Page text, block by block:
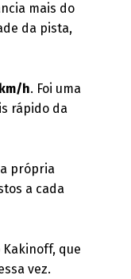
mais do
da pista,
h. Foi uma
rápido da
própria
a cada
Kakinoff, que
vez.